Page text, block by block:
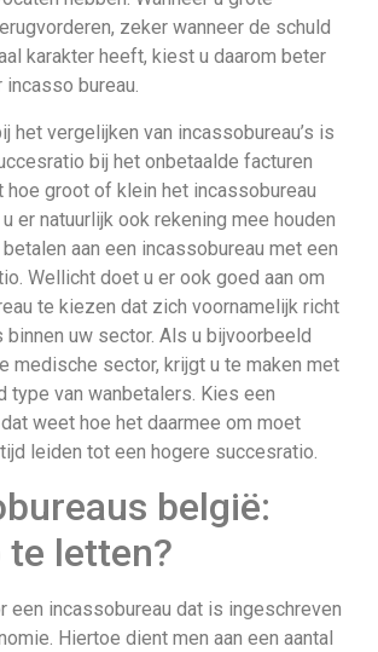
zeker wanneer de schuld
karakter heeft, kiest u daarom beter
bureau.
het vergelijken van incassobureau’s is
bij het onbetaalde facturen
hoe groot of klein het incassobureau
er natuurlijk ook rekening mee houden
aan een incassobureau met een
Wellicht doet u er ook goed aan om
te kiezen dat zich voornamelijk richt
binnen uw sector. Als u bijvoorbeeld
medische sector, krijgt u te maken met
type van wanbetalers. Kies een
weet hoe het daarmee om moet
leiden tot een hogere succesratio.
belgië:
te letten?
een incassobureau dat is ingeschreven
Hiertoe dient men aan een aantal